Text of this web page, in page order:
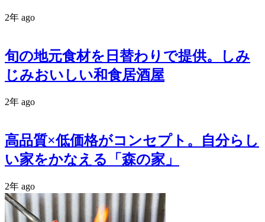
2年 ago
旬の地元食材を日替わりで提供。しみ
じみおいしい和食居酒屋
2年 ago
高品質×低価格がコンセプト。自分らし
い家をかなえる「森の家」
2年 ago